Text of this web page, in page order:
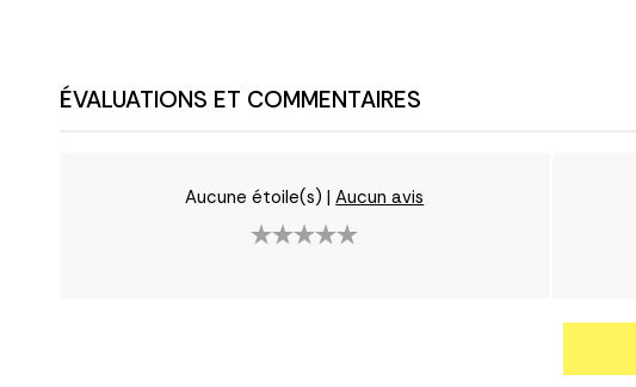
ÉVALUATIONS ET COMMENTAIRES
Aucune étoile(s) |Aucun avis